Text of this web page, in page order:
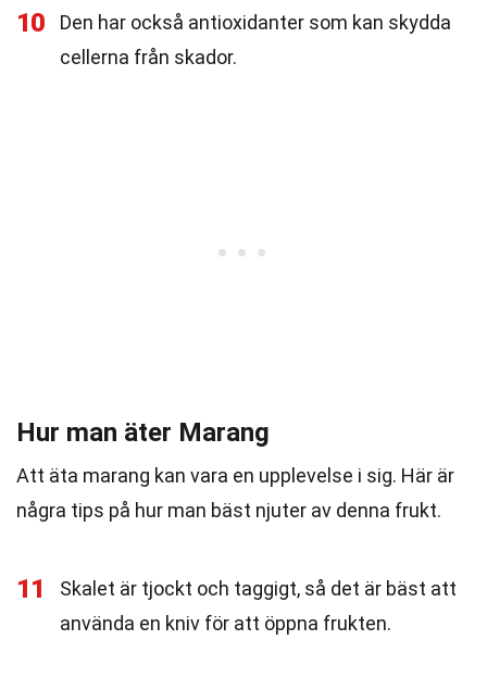
10
Den har också antioxidanter som kan skydda
cellerna från skador.
Hur man äter Marang
Att äta marang kan vara en upplevelse i sig. Här är
några tips på hur man bäst njuter av denna frukt.
11
Skalet är tjockt och taggigt, så det är bäst att
använda en kniv för att öppna frukten.